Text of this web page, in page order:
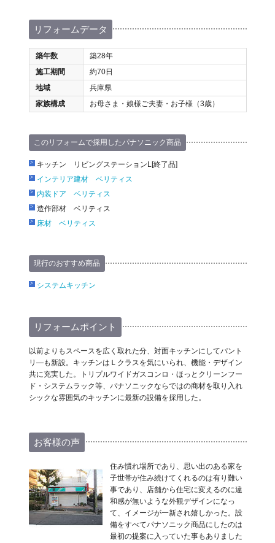
リフォームデータ
築年数
築28年
施工期間
約70日
地域
兵庫県
家族構成
お母さま・娘様ご夫妻・お子様（3歳）
このリフォームで採用したパナソニック商品
キッチン リビングステーションL[終了品]
インテリア建材 ベリティス
内装ドア ベリティス
造作部材 ベリティス
床材 ベリティス
現行のおすすめ商品
システムキッチン
リフォームポイント
以前よりもスペースを広く取れた分、対面キッチンにしてパント
リ―も新設。キッチンはＬクラスを気にいられ、機能・デザイン
共に充実した。トリプルワイドガスコンロ・ほっとクリーンフー
ド・システムラック等、パナソニックならではの商材を取り入れ
シックな雰囲気のキッチンに最新の設備を採用した。
お客様の声
住み慣れ場所であり、思い出のある家を
子世帯が住み続けてくれるのは有り難い
事であり、店舗から住宅に変えるのに違
和感が無いような外観デザインになっ
て、イメージが一新され嬉しかった。設
備をすべてパナソニック商品にしたのは
最初の提案に入っていた事もありました